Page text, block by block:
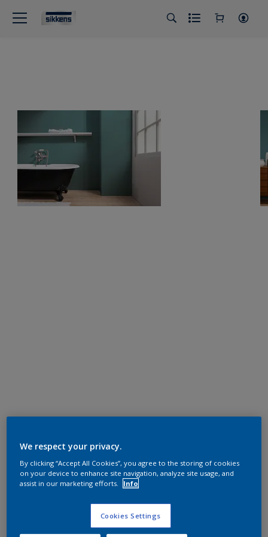
We respect your privacy.
By clicking “Accept All Cookies”, you agree to the storing of cookies
on your device to enhance site navigation, analyze site usage, and
assist in our marketing efforts.
Info
Cookies Settings